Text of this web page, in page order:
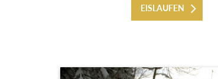
EISLAUFEN